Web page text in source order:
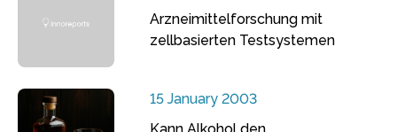
Arzneimittelforschung mit
zellbasierten Testsystemen
15 January 2003
Kann Alkohol den